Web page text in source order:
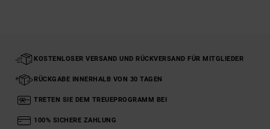
KOSTENLOSER VERSAND UND RÜCKVERSAND FÜR MITGLIEDER
RÜCKGABE INNERHALB VON 30 TAGEN
TRETEN SIE DEM TREUEPROGRAMM BEI
100% SICHERE ZAHLUNG